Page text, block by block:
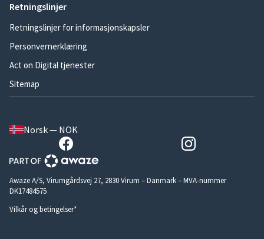
Retningslinjer
Retningslinjer for informasjonskapsler
Personvernerklæring
Act on Digital tjenester
Sitemap
Norsk — NOK
Awaze A/S, Virumgårdsvej 27, 2830 Virum – Danmark – MVA-nummer
DK17484575
Vilkår og betingelser*